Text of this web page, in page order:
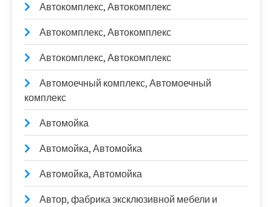
Автокомплекс, Автокомплекс
Автокомплекс, Автокомплекс
Автокомплекс, Автокомплекс
Автомоечный комплекс, Автомоечный
комплекс
Автомойка
Автомойка, Автомойка
Автомойка, Автомойка
Автор, фабрика эксклюзивной мебели и